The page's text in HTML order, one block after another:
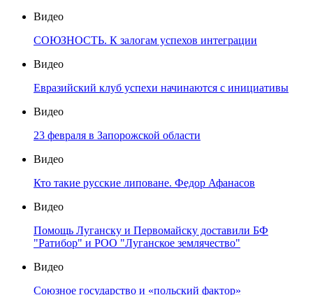
Видео
СОЮЗНОСТЬ. К залогам успехов интеграции
Видео
Евразийский клуб успехи начинаются с инициативы
Видео
23 февраля в Запорожской области
Видео
Кто такие русские липоване. Федор Афанасов
Видео
Помощь Луганску и Первомайску доставили БФ
"Ратибор" и РОО "Луганское землячество"
Видео
Союзное государство и «польский фактор»